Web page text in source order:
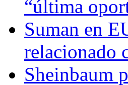
“última
Suman en
relacionado
Sheinbaum